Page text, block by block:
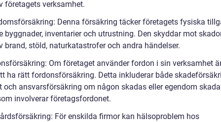
företagets verksamhet.
Denna försäkring täcker företagets fysiska
byggnader, inventarier och utrustning. Den skyddar mot
brand, stöld, naturkatastrofer och andra händelser.
Om företaget använder fordon i sin verksamhet
ha rätt fordonsförsäkring. Detta inkluderar både
och ansvarsförsäkring om någon skadas eller egendom
involverar företagsfordonet.
För enskilda firmor kan hälsoproblem hos